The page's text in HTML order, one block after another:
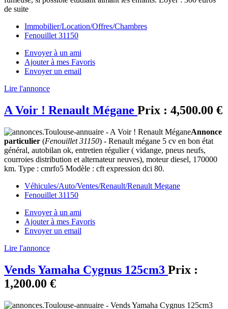
de suite
Immobilier/Location/Offres/Chambres
Fenouillet 31150
Envoyer à un ami
Ajouter à mes Favoris
Envoyer un email
Lire l'annonce
A Voir ! Renault Mégane Prix : 4,500.00 €
Annonce
particulier (Fenouillet 31150) - Renault mégane 5 cv en bon état
général, autobilan ok, entretien régulier ( vidange, pneus neufs,
courroies distribution et alternateur neuves), moteur diesel, 170000
km. Type : cmrfo5 Modèle : cft expression dci 80.
Véhicules/Auto/Ventes/Renault/Renault Megane
Fenouillet 31150
Envoyer à un ami
Ajouter à mes Favoris
Envoyer un email
Lire l'annonce
Vends Yamaha Cygnus 125cm3 Prix :
1,200.00 €